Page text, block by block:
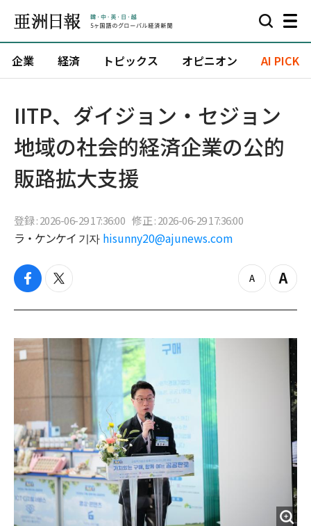
企業 経済 トピックス オピニオン AI PICK
IITP、ダイジョン・セジョン
地域の社会的経済企業の公的
販路拡大支援
登録 : 2026-06-29 17:36:00 修正 : 2026-06-29 17:36:00
ラ・ケンケイ 기자 hisunny20@ajunews.com
f
c
b
o
o
t
i
t
r
z
o
o
Z
o
i